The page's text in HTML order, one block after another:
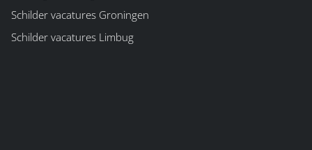
Schilder vacatures Groningen
Schilder vacatures Limbug